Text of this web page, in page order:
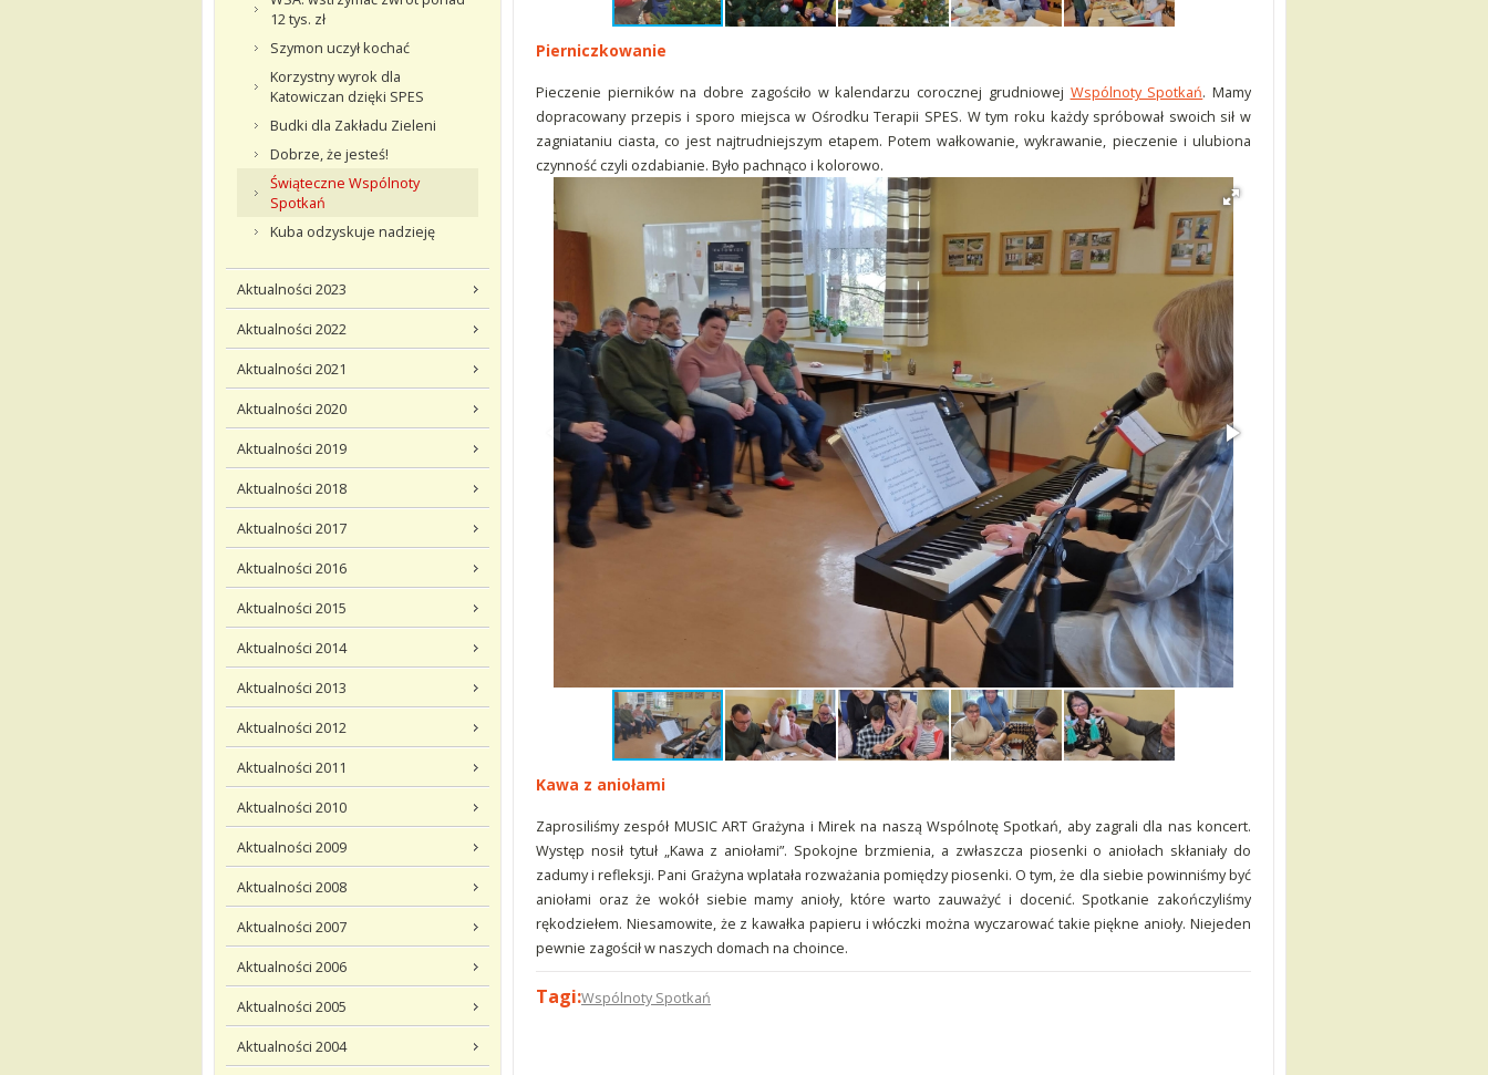
12 tys. zł
Szymon uczył kochać
Korzystny wyrok dla
Katowiczan dzięki SPES
Budki dla Zakładu Zieleni
Dobrze, że jesteś!
Świąteczne Wspólnoty
Spotkań
Kuba odzyskuje nadzieję
Aktualności 2023
Aktualności 2022
Aktualności 2021
Aktualności 2020
Aktualności 2019
Aktualności 2018
Aktualności 2017
Aktualności 2016
Aktualności 2015
Aktualności 2014
Aktualności 2013
Aktualności 2012
Aktualności 2011
Aktualności 2010
Aktualności 2009
Aktualności 2008
Aktualności 2007
Aktualności 2006
Aktualności 2005
Aktualności 2004
Pierniczkowanie
Pieczenie pierników na dobre zagościło w kalendarzu corocznej grudniowej Wspólnoty Spotkań. Mamy
dopracowany przepis i sporo miejsca w Ośrodku Terapii SPES. W tym roku każdy spróbował swoich sił w
zagniataniu ciasta, co jest najtrudniejszym etapem. Potem wałkowanie, wykrawanie, pieczenie i ulubiona
czynność czyli ozdabianie. Było pachnąco i kolorowo.
Kawa z aniołami
Zaprosiliśmy zespół MUSIC ART Grażyna i Mirek na naszą Wspólnotę Spotkań, aby zagrali dla nas koncert.
Występ nosił tytuł „Kawa z aniołami”. Spokojne brzmienia, a zwłaszcza piosenki o aniołach skłaniały do
zadumy i refleksji. Pani Grażyna wplatała rozważania pomiędzy piosenki. O tym, że dla siebie powinniśmy być
aniołami oraz że wokół siebie mamy anioły, które warto zauważyć i docenić. Spotkanie zakończyliśmy
rękodziełem. Niesamowite, że z kawałka papieru i włóczki można wyczarować takie piękne anioły. Niejeden
pewnie zagościł w naszych domach na choince.
Tagi:Wspólnoty Spotkań